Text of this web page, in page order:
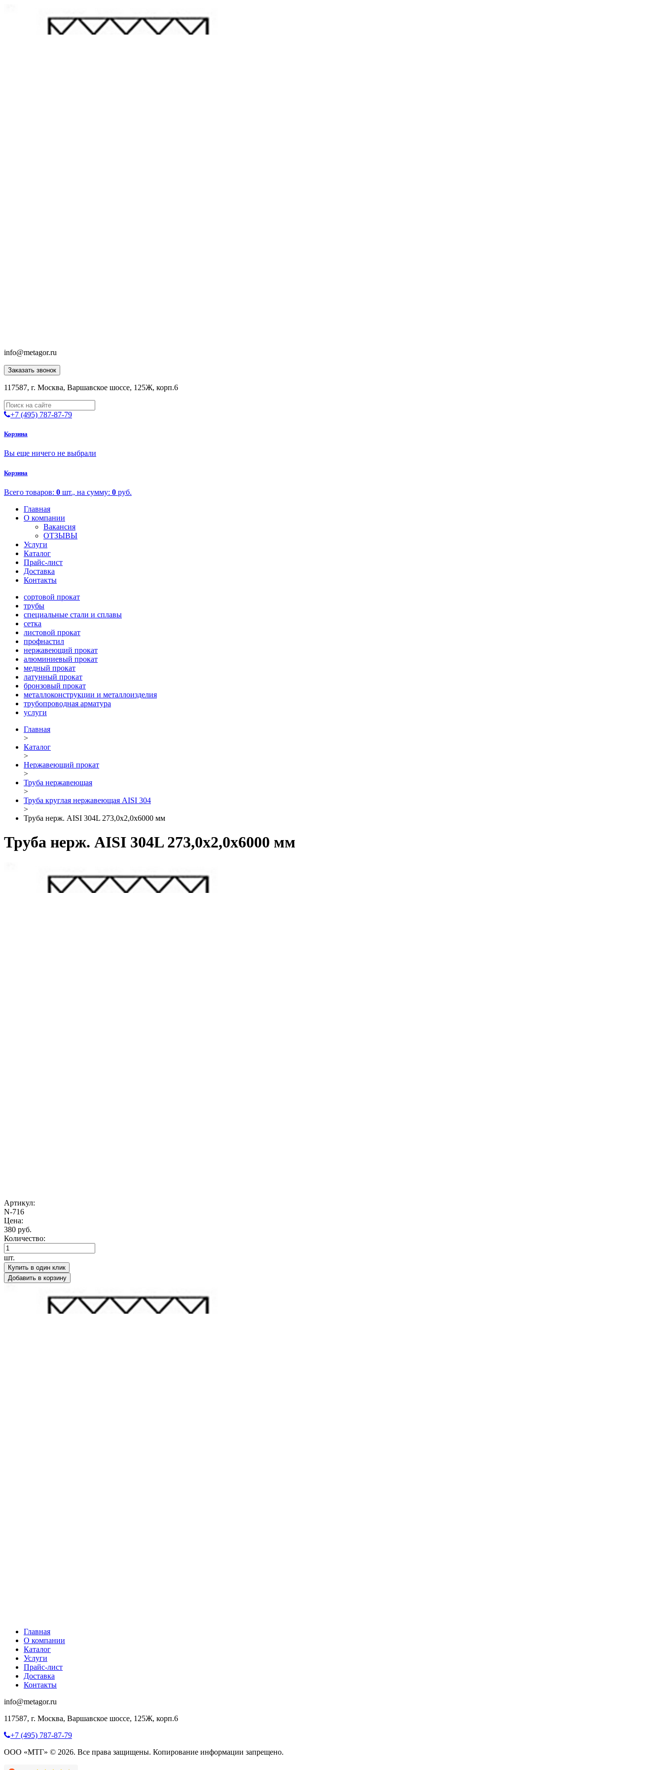
info@metagor.ru
Заказать звонок
117587, г. Москва, Варшавское шоссе, 125Ж, корп.6
+7 (495) 787-87-79
Корзина
Вы еще ничего не выбрали
Корзина
Всего товаров: 0 шт., на сумму: 0 руб.
Главная
О компании
Вакансия
ОТЗЫВЫ
Услуги
Каталог
Прайс-лист
Доставка
Контакты
сортовой прокат
трубы
специальные стали и сплавы
сетка
листовой прокат
профнастил
нержавеющий прокат
алюминиевый прокат
медный прокат
латунный прокат
бронзовый прокат
металлоконструкции и металлоизделия
трубопроводная арматура
услуги
Главная
>
Каталог
>
Нержавеющий прокат
>
Труба нержавеющая
>
Труба круглая нержавеющая AISI 304
>
Труба нерж. AISI 304L 273,0х2,0х6000 мм
Труба нерж. AISI 304L 273,0х2,0х6000 мм
Артикул:
N-716
Цена:
380 руб.
Количество:
шт.
Купить в один клик
Добавить в корзину
Главная
О компании
Каталог
Услуги
Прайс-лист
Доставка
Контакты
info@metagor.ru
117587, г. Москва, Варшавское шоссе, 125Ж, корп.6
+7 (495) 787-87-79
ООО «МТГ» © 2026. Все права защищены. Копирование информации запрещено.